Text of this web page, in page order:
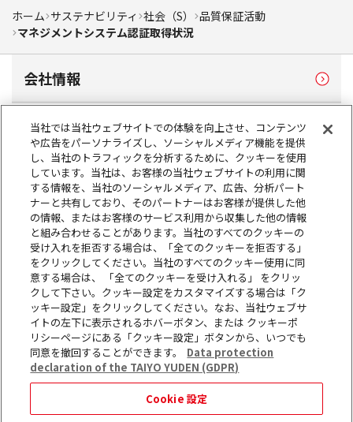
ホーム サステナビリティ 社会（S）
品質保証活動
マネジメントシステム認証取得状況
会社情報
製品情報
サステナビリティ
株主・投資家情報
採用情報
お問い合わせ
ニュース
サイトマップ このウェブサイトについて
当社では当社ウェブサイトでの体験を向上させ、コンテンツ
や広告をパーソナライズし、ソーシャルメディア機能を提供
し、当社のトラフィックを分析するために、クッキーを使用
しています。当社は、お客様の当社ウェブサイトの利用に関
する情報を、当社のソーシャルメディア、広告、分析パート
ナーと共有しており、そのパートナーはお客様が提供した他
の情報、またはお客様のサービス利用から収集した他の情報
と組み合わせることがあります。当社のすべてのクッキーの
受け入れを拒否する場合は、「全てのクッキーを拒否する」
をクリックしてください。当社のすべてのクッキー使用に同
意する場合は、 「全てのクッキーを受け入れる」 をクリッ
クして下さい。クッキー設定をカスタマイズする場合は「ク
ッキー設定」をクリックしてください。なお、当社ウェブサ
イトの左下に表示されるホバーボタン、または クッキーポ
リシーページにある「クッキー設定」ボタンから、いつでも
同意を撤回することができます。
Data protection
declaration of the TAIYO YUDEN (GDPR)
Cookie 設定